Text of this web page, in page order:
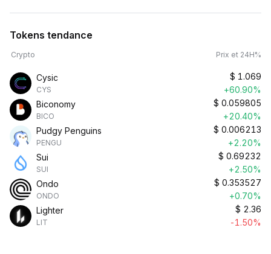
Tokens tendance
Crypto Prix et 24H%
Cysic
CYS
$ 1.069
+60.90%
Biconomy
BICO
$ 0.059805
+20.40%
Pudgy Penguins
PENGU
$ 0.006213
+2.20%
Sui
SUI
$ 0.69232
+2.50%
Ondo
ONDO
$ 0.353527
+0.70%
Lighter
LIT
$ 2.36
-1.50%